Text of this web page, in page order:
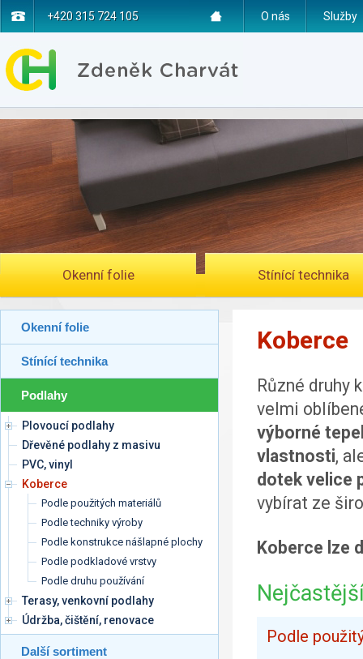
O nás Služby
+420 315 724 105
Okenní folie Stínící technika
Okenní folie
Stínící technika
Podlahy
Plovoucí podlahy
Dřevěné podlahy z masivu
PVC, vinyl
Koberce
Podle použitých materiálů
Podle techniky výroby
Podle konstrukce nášlapné plochy
Podle podkladové vrstvy
Podle druhu používání
Terasy, venkovní podlahy
Údržba, čištění, renovace
Další sortiment
Koberce
Různé druhy
velmi
výborné
vlastnosti,
dotek velice
vybírat ze
Koberce lze
Podle